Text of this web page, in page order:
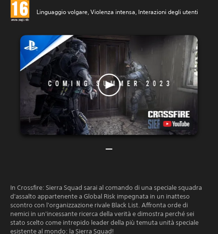
Linguaggio volgare, Violenza intensa, Interazioni degli utenti
In Crossfire: Sierra Squad sarai al comando di una speciale squadra
d'assalto appartenente a Global Risk impegnata in un inatteso
scontro con l'organizzazione rivale Black List. Affronta orde di
nemici in un'incessante ricerca della verità e dimostra perché sei
stato scelto come intrepido leader della più temuta unità speciale
esistente al mondo: la Sierra Squad!